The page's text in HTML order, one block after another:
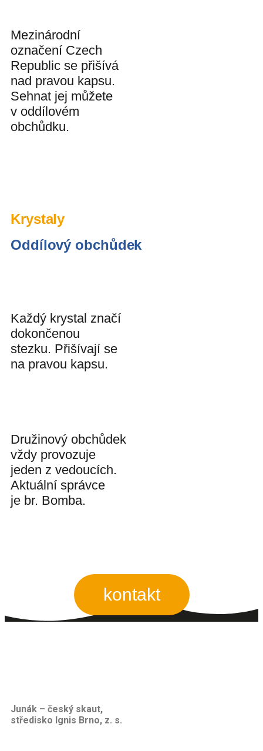
Mezinárodní
označení Czech
Republic se přišívá
nad pravou kapsu.
Sehnat jej můžete
v oddílovém
obchůdku.
Krystaly
Oddílový obchůdek
Každý krystal značí
dokončenou
stezku. Přišívají se
na pravou kapsu.
Družinový obchůdek
vždy provozuje
jeden z vedoucích.
Aktuální správce
je br. Bomba.
kontakt
Junák – český skaut,
středisko Ignis Brno, z. s.